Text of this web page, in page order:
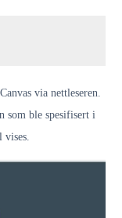
via nettleseren.
som ble spesifisert i
vises.